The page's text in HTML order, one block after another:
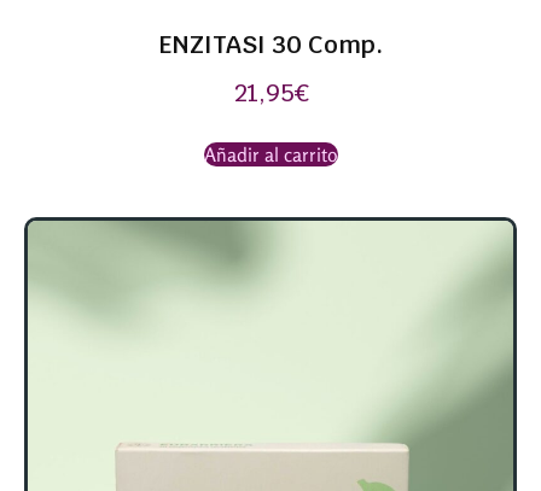
ENZITASI 30 Comp.
21,95€
Añadir al carrito